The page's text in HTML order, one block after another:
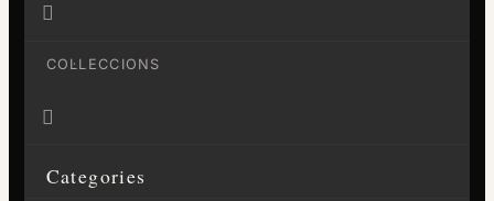

COL·LECCIONS

Categories